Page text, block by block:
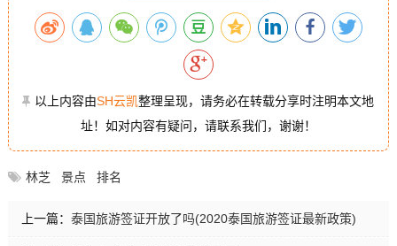
以上内容由SH云凯整理呈现，请务必在转载分享时注明本文地
址！如对内容有疑问，请联系我们，谢谢！
林芝 景点 排名
上一篇： 泰国旅游签证开放了吗(2020泰国旅游签证最新政策)